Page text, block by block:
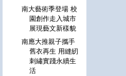
南大藝術季登場 校
園創作走入城市
展現藝文新樣貌
南應大推親子攜手
舊衣再生 用縫紉
刺繡實踐永續生
活